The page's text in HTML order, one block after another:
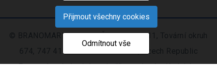
© BRANOMARKET s.r.o., IČO: 253 51 311, Tovární okruh
674, 747 41 Hradec nad Moravicí, Czech Republic
Zapsaná v obchodním rejstříku vedeném Krajským
Přijmout všechny cookies
Odmítnout vše